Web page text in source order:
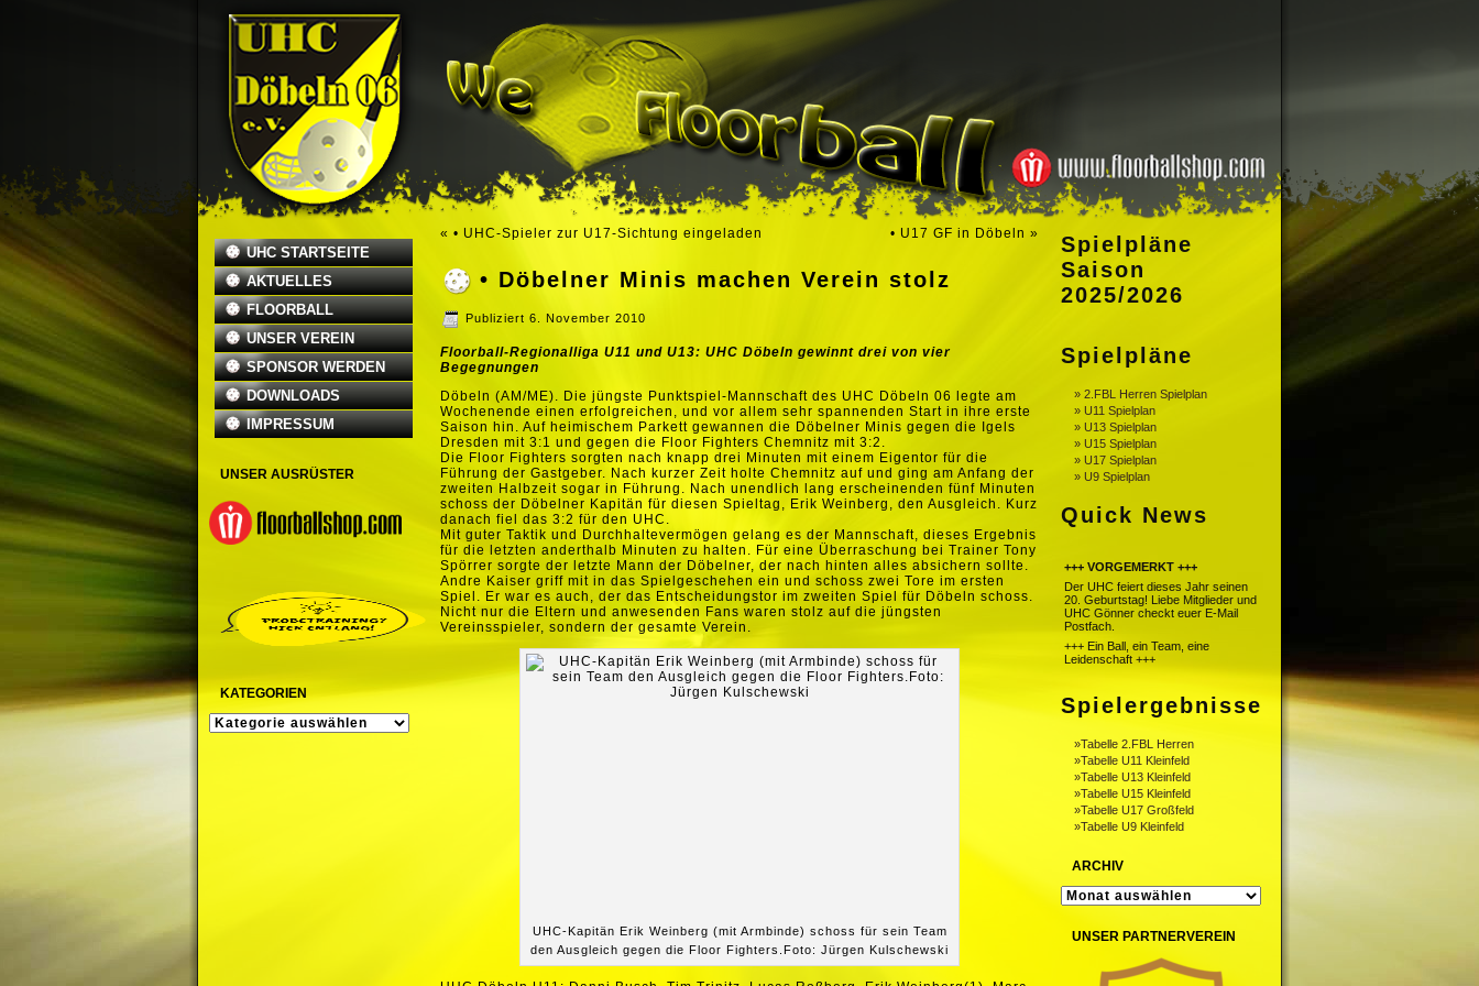
UHC STARTSEITE
AKTUELLES
FLOORBALL
UNSER VEREIN
SPONSOR WERDEN
DOWNLOADS
IMPRESSUM
UNSER AUSRÜSTER
KATEGORIEN
KATEGORIEN
« • UHC-Spieler zur U17-Sichtung eingeladen • U17 GF in Döbeln »
• Döbelner Minis machen Verein stolz
Publiziert 6. November 2010
Floorball-Regionalliga U11 und U13: UHC Döbeln gewinnt drei von vier
Begegnungen
Döbeln (AM/ME). Die jüngste Punktspiel-Mannschaft des UHC Döbeln 06 legte am
Wochenende einen erfolgreichen, und vor allem sehr spannenden Start in ihre erste
Saison hin. Auf heimischem Parkett gewannen die Döbelner Minis gegen die Igels
Dresden mit 3:1 und gegen die Floor Fighters Chemnitz mit 3:2.
Die Floor Fighters sorgten nach knapp drei Minuten mit einem Eigentor für die
Führung der Gastgeber. Nach kurzer Zeit holte Chemnitz auf und ging am Anfang der
zweiten Halbzeit sogar in Führung. Nach unendlich lang erscheinenden fünf Minuten
schoss der Döbelner Kapitän für diesen Spieltag, Erik Weinberg, den Ausgleich. Kurz
danach fiel das 3:2 für den UHC.
Mit guter Taktik und Durchhaltevermögen gelang es der Mannschaft, dieses Ergebnis
für die letzten anderthalb Minuten zu halten. Für eine Überraschung bei Trainer Tony
Spörrer sorgte der letzte Mann der Döbelner, der nach hinten alles absichern sollte.
Andre Kaiser griff mit in das Spielgeschehen ein und schoss zwei Tore im ersten
Spiel. Er war es auch, der das Entscheidungstor im zweiten Spiel für Döbeln schoss.
Nicht nur die Eltern und anwesenden Fans waren stolz auf die jüngsten
Vereinsspieler, sondern der gesamte Verein.
UHC-Kapitän Erik Weinberg (mit Armbinde) schoss für sein Team
den Ausgleich gegen die Floor Fighters.Foto: Jürgen Kulschewski
Spielpläne
Saison
2025/2026
Spielpläne
» 2.FBL Herren Spielplan
» U11 Spielplan
» U13 Spielplan
» U15 Spielplan
» U17 Spielplan
» U9 Spielplan
Quick News
+++ VORGEMERKT +++
Der UHC feiert dieses Jahr seinen
20. Geburtstag! Liebe Mitglieder und
UHC Gönner checkt euer E-Mail
Postfach.
+++ Ein Ball, ein Team, eine
Leidenschaft +++
Spielergebnisse
»Tabelle 2.FBL Herren
»Tabelle U11 Kleinfeld
»Tabelle U13 Kleinfeld
»Tabelle U15 Kleinfeld
»Tabelle U17 Großfeld
»Tabelle U9 Kleinfeld
ARCHIV
ARCHIV
UNSER PARTNERVEREIN